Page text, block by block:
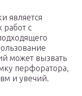
является
работ с
может вызвать
перфоратора,
и увечий.